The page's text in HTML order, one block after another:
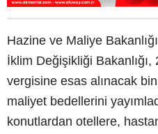
Hazine ve Maliye
İklim Değişikliği Bakanlığı,
vergisine esas alınacak
maliyet bedellerini
konutlardan otellere,